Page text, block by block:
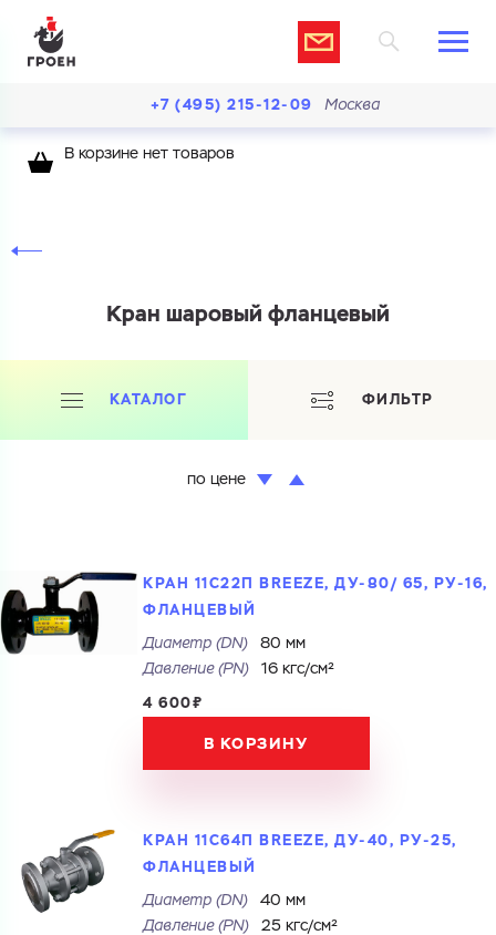
+7 (495) 215-12-09 Москва
В корзине нет товаров
Кран шаровый фланцевый
КАТАЛОГ
по цене
ФИЛЬТР
КРАН 11С22П BREEZE, ДУ-80/ 65, РУ-16,
ФЛАНЦЕВЫЙ
Диаметр (DN)
80 мм
Давление (РN)
16 кгс/см²
4 600₽
В КОРЗИНУ
КРАН 11С64П BREEZE, ДУ-40, РУ-25,
ФЛАНЦЕВЫЙ
Диаметр (DN)
40 мм
Давление (РN)
25 кгс/см²